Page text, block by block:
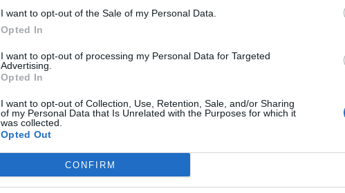
I want to opt-out of the Sale of my Personal Data.
Opted In
I want to opt-out of processing my Personal Data for Targeted
Advertising.
Opted In
I want to opt-out of Collection, Use, Retention, Sale, and/or Sharing
of my Personal Data that Is Unrelated with the Purposes for which it
was collected.
Opted Out
CONFIRM